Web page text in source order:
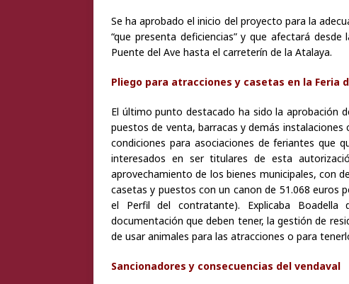
Se ha aprobado el inicio del proyecto para la
“que presenta deficiencias” y que afectará
Puente del Ave hasta el carreterín de la Atalaya.
Pliego para atracciones y casetas en la Feria
El último punto destacado ha sido la aprobación
puestos de venta, barracas y demás instalaciones
condiciones para asociaciones de feriantes que
interesados en ser titulares de esta
aprovechamiento de los bienes municipales, con
casetas y puestos con un canon de 51.068 euros
el Perfil del contratante). Explicaba
documentación que deben tener, la gestión de
de usar animales para las atracciones o para
Sancionadores y consecuencias del vendaval